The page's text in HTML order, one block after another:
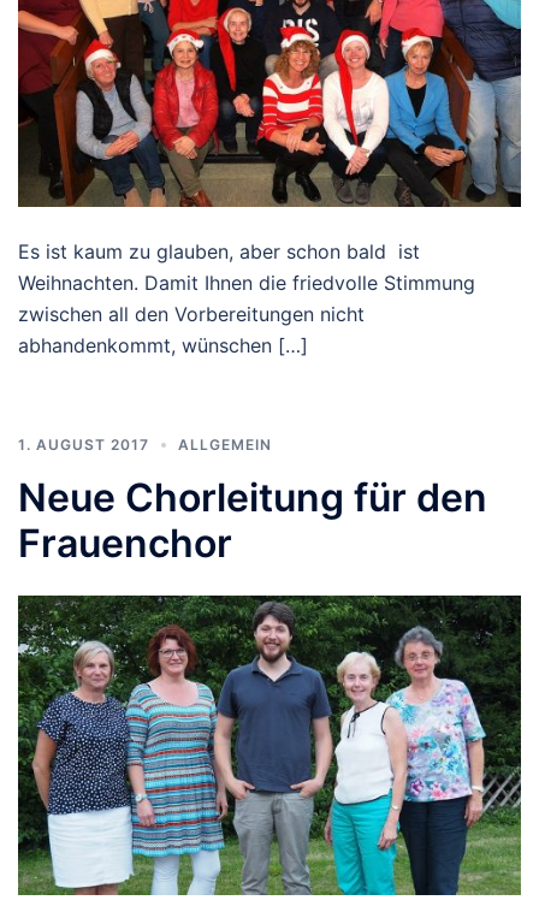
Es ist kaum zu glauben, aber schon bald ist
Weihnachten. Damit Ihnen die friedvolle Stimmung
zwischen all den Vorbereitungen nicht
abhandenkommt, wünschen […]
1. AUGUST 2017 ALLGEMEIN
Neue Chorleitung für den
Frauenchor